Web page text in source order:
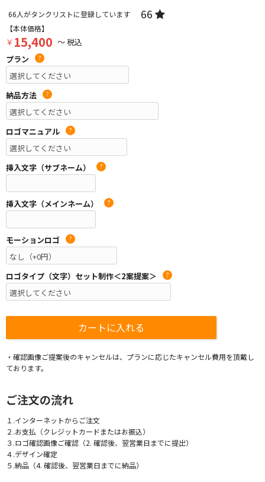
66人がタンクリストに登録しています 66
【本体価格】
￥ 15,400 ～ 税込
プラン
?
納品方法 ?
ロゴマニュアル ?
挿入文字（サブネーム） ?
挿入文字（メインネーム） ?
モーションロゴ ?
ロゴタイプ（文字）セット制作＜2案提案＞ ?
・確認画像ご提案後のキャンセルは、プランに応じたキャンセル費用を頂戴し
ております。
ご注文の流れ
１.インターネットからご注文
２.お支払（クレジットカードまたはお振込）
３.ロゴ確認画像ご確認（2. 確認後、翌営業日までに提出）
４.デザイン確定
５.納品（4. 確認後、翌営業日までに納品）